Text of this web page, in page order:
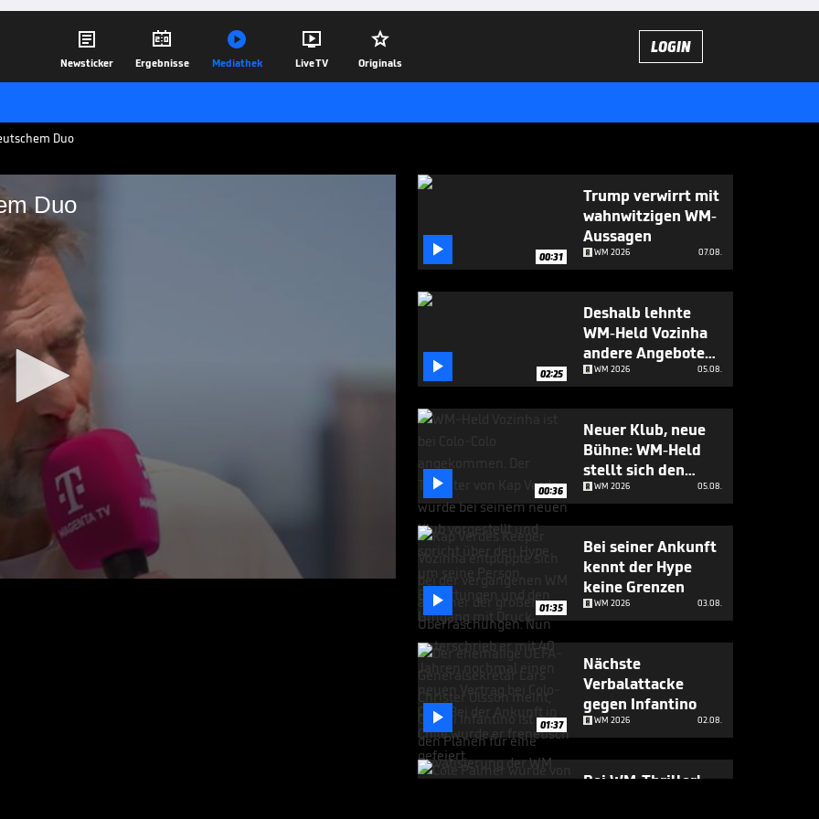

Newsticker

Ergebnisse

Mediathek

Live TV

Originals
LOGIN
Duo
Duo Duo
spricht Jürgen Klopp über
Jonathan Tah und Nico Schlotterbeck
die Verteidiger.
20.06.26
 00:31
Trump verwirrt mit
wahnwitzigen WM-
Aussagen
WM 2026 07.08.
 02:25
Deshalb lehnte
WM-Held Vozinha
andere Angebote
abWM 2026 05.08.
 00:36
Neuer Klub, neue
Bühne: WM-Held
stellt sich den
Fragen
WM 2026 05.08.
 01:35
Bei seiner Ankunft
kennt der Hype
keine Grenzen
WM 2026 03.08.
 01:37
Nächste
Verbalattacke
gegen Infantino
WM 2026 02.08.
Bei WM-Thriller!